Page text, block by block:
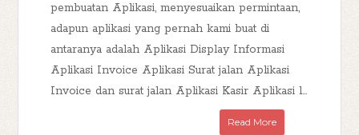
pembuatan Aplikasi, menyesuaikan permintaan,
adapun aplikasi yang pernah kami buat di
antaranya adalah Aplikasi Display Informasi
Aplikasi Invoice Aplikasi Surat jalan Aplikasi
Invoice dan surat jalan Aplikasi Kasir Aplikasi l...
Read More